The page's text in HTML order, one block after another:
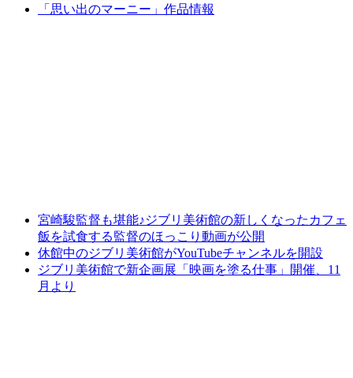
「思い出のマーニー」作品情報
宮崎駿監督も堪能♪ジブリ美術館の新しくなったカフェ
飯を試食する監督のほっこり動画が公開
休館中のジブリ美術館がYouTubeチャンネルを開設
ジブリ美術館で新企画展「映画を塗る仕事」開催、11
月より